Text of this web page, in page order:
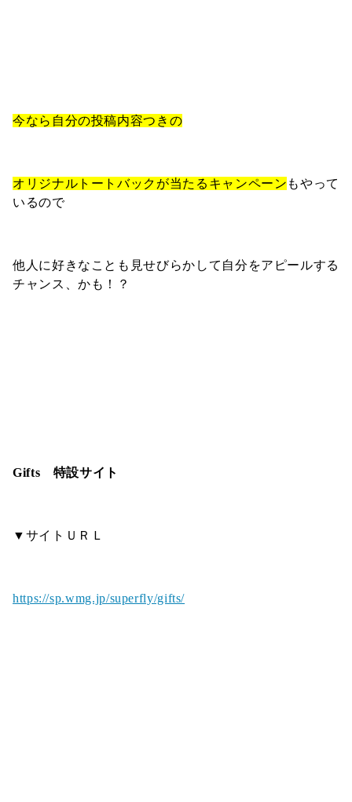
今なら自分の投稿内容つきの
オリジナルトートバックが当たるキャンペーン もやって
いるので
他人に好きなことも見せびらかして自分をアピールする
チャンス、かも！？
Gifts 特設サイト
▼サイトＵＲＬ
https://sp.wmg.jp/superfly/gifts/